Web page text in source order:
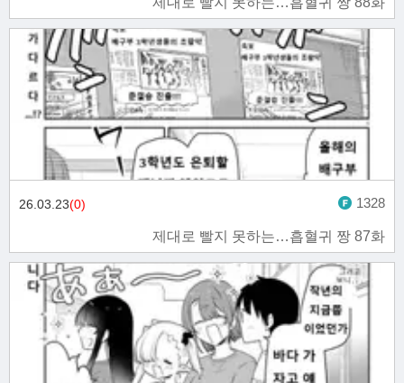
제대로 빨지 못하는…흡혈귀 짱 87화
26.03.23(0) 1328